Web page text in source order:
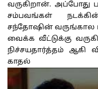
வருகிறான். அப்போது
சம்பவங்கள்
சந்தோஷின் வருங்கால
வைக்க வீட்டுக்கு
நிச்சயதார்த்தம் ஆகி